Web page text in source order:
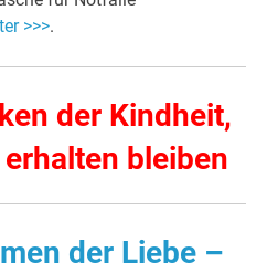
>>>.
der Kindheit,
bleiben
der Liebe –